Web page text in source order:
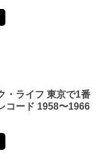
・ライフ 東京で1番
コード 1958〜1966